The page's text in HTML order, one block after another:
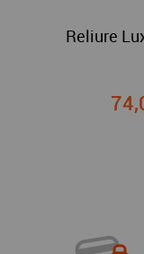
Reliure